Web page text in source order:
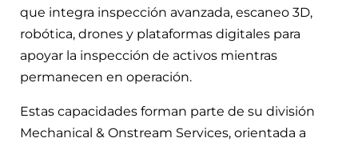
que integra inspección avanzada, escaneo 3D,
robótica, drones y plataformas digitales para
apoyar la inspección de activos mientras
permanecen en operación.
Estas capacidades forman parte de su división
Mechanical & Onstream Services, orientada a